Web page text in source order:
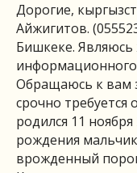
Дорогие,
Айжигитов.
Бишкеке.
Обращаюсь к вам
срочно требуется
родился 11
рождения
врожденный